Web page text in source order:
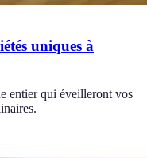
uniques à
entier qui éveilleront vos